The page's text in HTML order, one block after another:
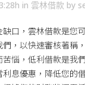
in 雲林借款 by
口， 雲林借款是您
，以快速審核著稱
苦惱，低利借款是我
利息優惠，降低您的